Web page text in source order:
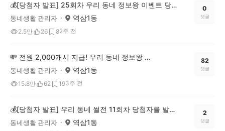
💰[당첨자 발표] 25회차 우리 동네 정보왕 이벤트 당첨자를 발표합니다!
동네생활 관리자 역삼1동
2.5만 26 82주 전
0
댓글
💸 전원 2,000캐시 지급! 우리 동네 정보왕 26회차 (~7/27)
동네생활 관리자 역삼1동
15.8만 62 193주 전
82
댓글
💰[당첨자 발표] 우리 동네 썰전 11회차 당첨자를 발표합니다!
동네생활 관리자 역삼1동
2
댓글